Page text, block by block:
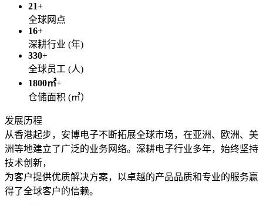
21+
全球网点
16+
深耕行业 (年)
330+
全球员工 (人)
1800㎡+
仓储面积 (㎡）
发展历程
从香港起步，安博电子不断拓展全球市场，在亚洲、欧洲、美
洲等地建立了广泛的业务网络。深耕电子行业多年，始终坚持
技术创新，
为客户提供优质解决方案，以卓越的产品品质和专业的服务赢
得了全球客户的信赖。